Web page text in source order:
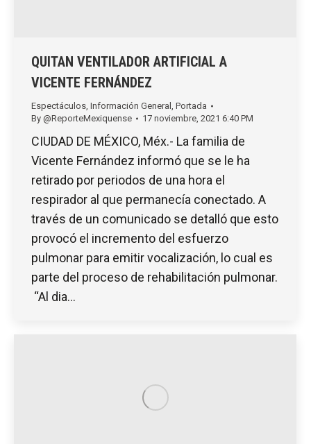
QUITAN VENTILADOR ARTIFICIAL A
VICENTE FERNÁNDEZ
Espectáculos Información General Portada
By @ReporteMexiquense 17 noviembre, 2021 6:40 PM
CIUDAD DE MÉXICO, Méx.- La familia de
Vicente Fernández informó que se le ha
retirado por periodos de una hora el
respirador al que permanecía conectado. A
través de un comunicado se detalló que esto
provocó el incremento del esfuerzo
pulmonar para emitir vocalización, lo cual es
parte del proceso de rehabilitación pulmonar.
“Al dia…